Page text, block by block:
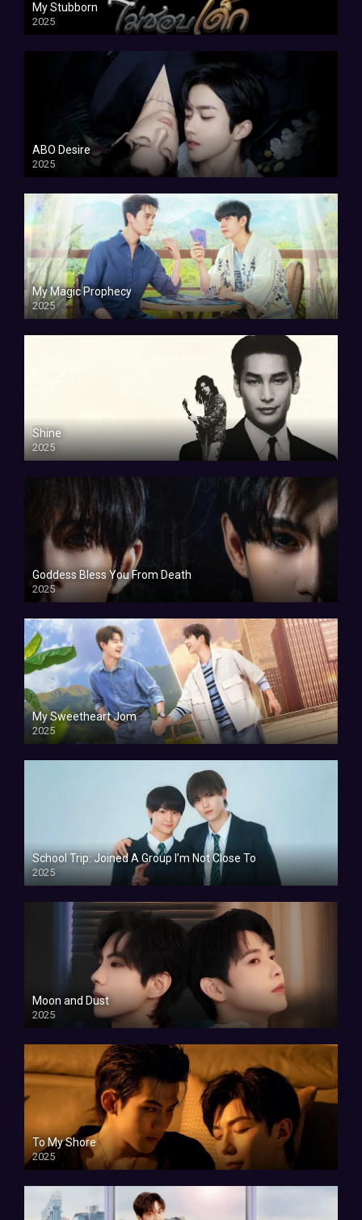
My Stubborn
2025
ABO Desire
2025
My Magic Prophecy
2025
Shine
2025
Goddess Bless You From Death
2025
My Sweetheart Jom
2025
School Trip: Joined A Group I’m Not Close To
2025
Moon and Dust
2025
To My Shore
2025